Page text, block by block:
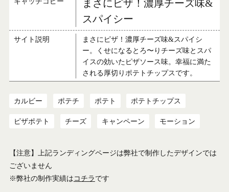
まさにピザ！濃厚チーズ味&
スパイシー
サイト説明
まさにピザ！濃厚チーズ味&スパイシ
ー。くせになるとろ〜りチーズ味とスパ
イスの効いたピザソース味。幸福に満た
される厚切りポテトチップスです。
カルビー ポテチ ポテト ポテトチップス
ピザポテト チーズ キャンペーン モーション
【注意】上記ランディングページは弊社で制作したデザインでは
ございません
※弊社の制作実績はコチラです